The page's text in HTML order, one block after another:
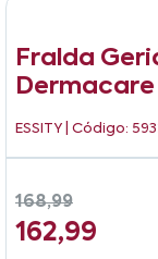
Fralda
Dermacare
ESSITY | Código:
168,99
162,99